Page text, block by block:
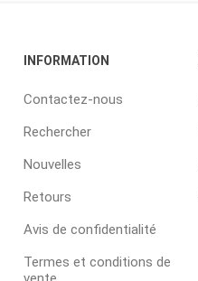
INFORMATION
Contactez-nous
Rechercher
Nouvelles
Retours
Avis de confidentialité
Termes et conditions de